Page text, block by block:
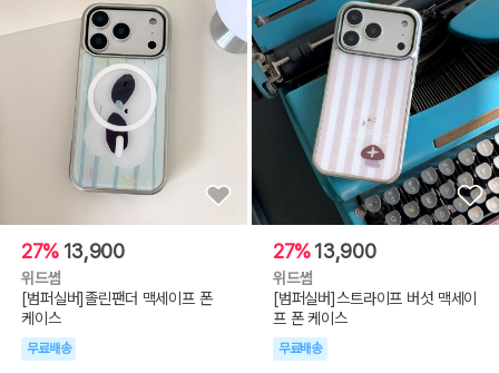
27% 13,900
위드썸
[범퍼실버]졸린팬더 맥세이프 폰
케이스
무료배송
27%13,900
위드썸
[범퍼실버]스트라이프 버섯 맥세이
프 폰 케이스
무료배송